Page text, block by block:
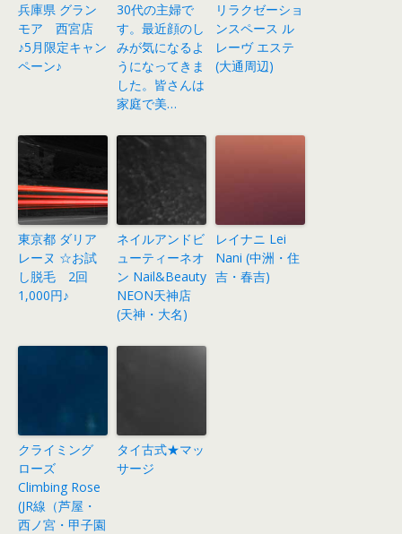
兵庫県 グラン
モア 西宮店
♪5月限定キャン
ペーン♪
30代の主婦で
す。最近顔のし
みが気になるよ
うになってきま
した。皆さんは
家庭で美…
リラクゼーショ
ンスペース ル
レーヴ エステ
(大通周辺)
東京都 ダリア
レーヌ ☆お試
し脱毛 2回
1,000円♪
ネイルアンドビ
ューティーネオ
ン Nail&Beauty
NEON天神店
(天神・大名)
レイナニ Lei
Nani (中洲・住
吉・春吉)
クライミング
ローズ
Climbing Rose
(JR線（芦屋・
西ノ宮・甲子園
タイ古式★マッ
サージ